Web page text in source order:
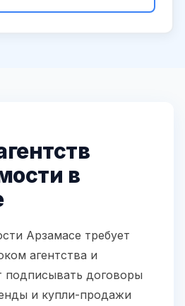
в
Арзамасе требует
агентства и
подписывать договоры
и купли-продажи